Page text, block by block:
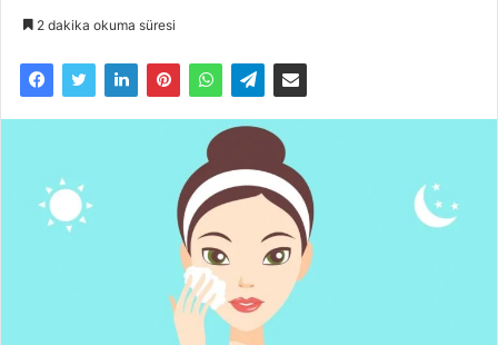
göndermek
2 dakika okuma süresi